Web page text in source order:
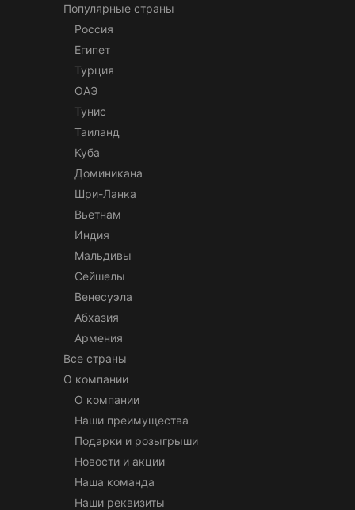
Популярные страны
Россия
Египет
Турция
ОАЭ
Тунис
Таиланд
Куба
Доминикана
Шри-Ланка
Вьетнам
Индия
Мальдивы
Сейшелы
Венесуэла
Абхазия
Армения
Все страны
О компании
О компании
Наши преимущества
Подарки и розыгрыши
Новости и акции
Наша команда
Наши реквизиты